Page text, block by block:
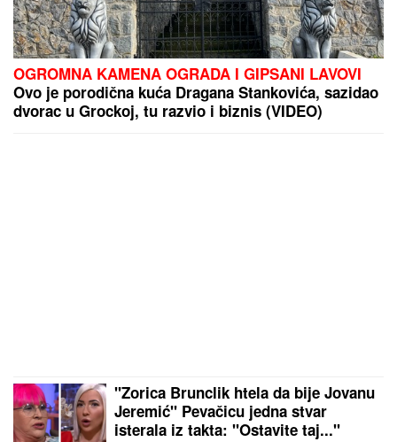
OGROMNA KAMENA OGRADA I GIPSANI LAVOVI
Ovo je porodična kuća Dragana Stankovića, sazidao
dvorac u Grockoj, tu razvio i biznis (VIDEO)
"Zorica Brunclik htela da bije Jovanu
Jeremić" Pevačicu jedna stvar
isterala iz takta: "Ostavite taj..."